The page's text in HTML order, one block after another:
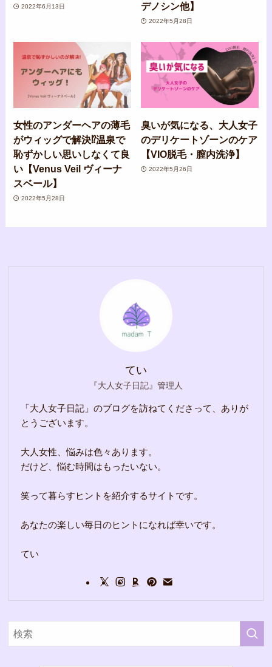
2022年6月13日
デノシン他】
2022年5月28日
女性のアンダーヘアの薄毛
がウィッグで解決⁉︎温泉で
恥ずかしい思いしなくて良
い【Venus Veil ヴィーナ
スベール】
2022年5月28日
臭いが気になる、大人女子
のデリケートゾーンのケア
【VIO脱毛・膣内洗浄】
2022年5月26日
てい
『大人女子日記』管理人
「大人女子日記」のブログを訪ねてくださって、ありが
とうございます。
大人女性、悩みは色々あります。
だけど、悩む時間はもったいない。
笑って暮らすヒントを紹介するサイトです。
あなたの楽しい毎日のヒントになれば幸いです。
てい